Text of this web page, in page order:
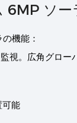
ソー
機能：
視。広角グロー
可能